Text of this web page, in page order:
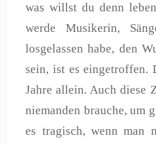
was willst du denn
werde Musikerin,
losgelassen habe, den
sein, ist es eingetroffen.
Jahre allein. Auch diese
niemanden brauche, um
es tragisch, wenn man